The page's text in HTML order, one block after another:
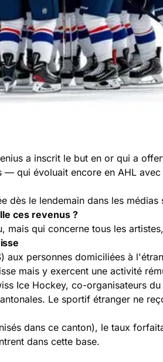
a inscrit le but en or qui a
qui évoluait encore en AHL
le lendemain dans les médias
ces revenus ?
qui concerne tous les
personnes domiciliées à
mais y exercent une activité
Ice Hockey, co-organisateurs
Le sportif étranger ne
dans ce canton), le taux
dans cette base.